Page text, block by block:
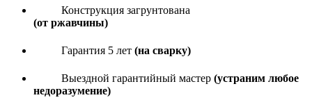
Конструкция загрунтована
(от ржавчины)
Гарантия 5 лет (на сварку)
Выездной гарантийный мастер (устраним любое
недоразумение)